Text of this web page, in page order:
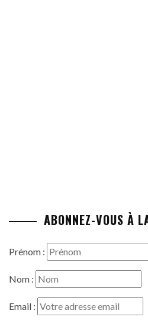
ABONNEZ-VOUS À
Prénom :
Nom :
Email :